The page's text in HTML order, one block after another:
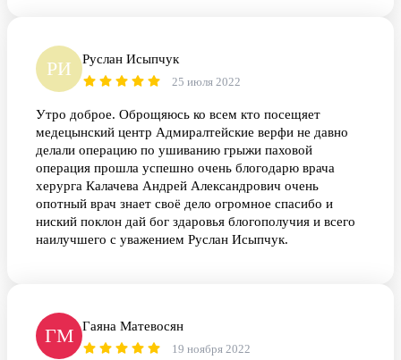
РИ Руслан Исыпчук
25 июля 2022
Утро доброе. Оброщяюсь ко всем кто посещяет
медецынский центр Адмиралтейские верфи не давно
делали операцию по ушиванию грыжи паховой
операция прошла успешно очень блогодарю врача
херурга Калачева Андрей Александрович очень
опотный врач знает своё дело огромное спасибо и
ниский поклон дай бог здаровья блогополучия и всего
наилучшего с уважением Руслан Исыпчук.
ГМ Гаяна Матевосян
19 ноября 2022